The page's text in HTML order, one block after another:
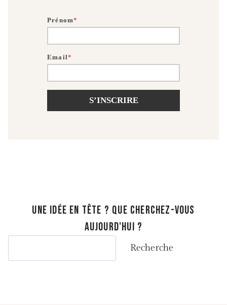
Prénom*
Email*
S’INSCRIRE
UNE IDÉE EN TÊTE ? QUE CHERCHEZ-VOUS
AUJOURD'HUI ?
Recherche